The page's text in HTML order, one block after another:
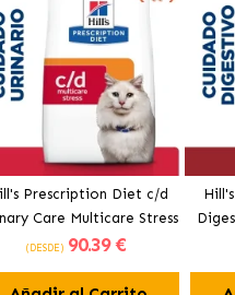
Prescription Diet c/d
Care Multicare Stress
para Gatos con Pollo
(DESDE) 90.39 €